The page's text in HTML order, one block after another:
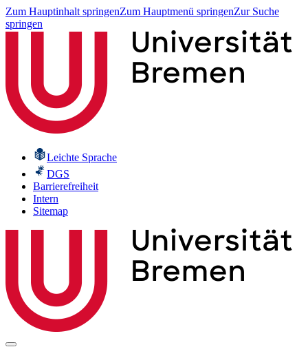
Zum Hauptinhalt springenZum Hauptmenü springenZur Suche
springen
Leichte Sprache
DGS
Barrierefreiheit
Intern
Sitemap